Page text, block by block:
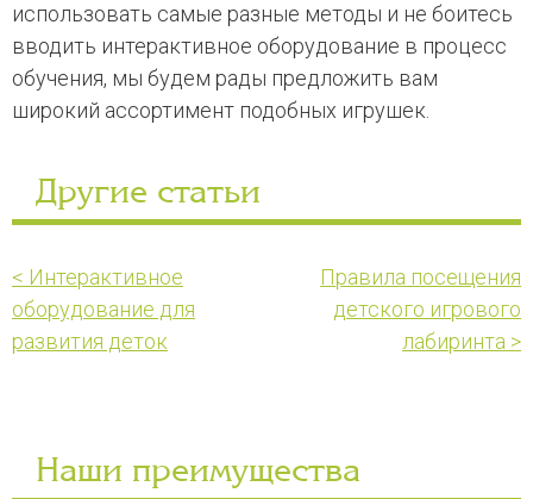
использовать самые разные методы и не боитесь
вводить интерактивное оборудование в процесс
обучения, мы будем рады предложить вам
широкий ассортимент подобных игрушек.
Другие статьи
< Интерактивное
оборудование для
развития деток
Правила посещения
детского игрового
лабиринта >
Наши преимущества